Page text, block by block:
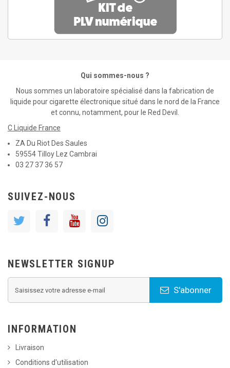
Qui sommes-nous ?
Nous sommes un laboratoire spécialisé dans la fabrication de
liquide pour cigarette électronique situé dans le nord de la France
et connu, notamment, pour le Red Devil.
C Liquide France
ZA Du Riot Des Saules
59554 Tilloy Lez Cambrai
03 27 37 36 57
SUIVEZ-NOUS
NEWSLETTER SIGNUP
S'abonner
INFORMATION
Livraison
Conditions d'utilisation